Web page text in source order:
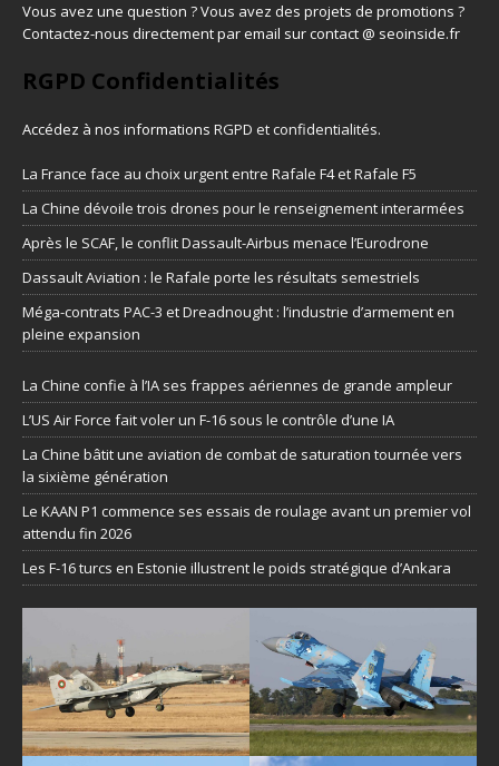
Vous avez une question ? Vous avez des projets de promotions ?
Contactez-nous directement par email sur contact @ seoinside.fr
RGPD Confidentialités
Accédez à nos informations RGPD et confidentialités.
La France face au choix urgent entre Rafale F4 et Rafale F5
La Chine dévoile trois drones pour le renseignement interarmées
Après le SCAF, le conflit Dassault-Airbus menace l’Eurodrone
Dassault Aviation : le Rafale porte les résultats semestriels
Méga-contrats PAC-3 et Dreadnought : l’industrie d’armement en
pleine expansion
La Chine confie à l’IA ses frappes aériennes de grande ampleur
L’US Air Force fait voler un F-16 sous le contrôle d’une IA
La Chine bâtit une aviation de combat de saturation tournée vers
la sixième génération
Le KAAN P1 commence ses essais de roulage avant un premier vol
attendu fin 2026
Les F-16 turcs en Estonie illustrent le poids stratégique d’Ankara